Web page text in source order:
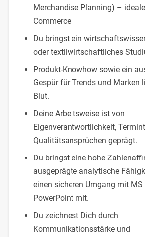
Merchandise Planning) –
Commerce.
Du bringst ein
oder textilwirtschaftliches
Produkt-Knowhow sowie ein
Gespür für Trends und Marken
Blut.
Deine Arbeitsweise ist von
Eigenverantwortlichkeit,
Qualitätsansprüchen geprägt.
Du bringst eine hohe
ausgeprägte analytische
einen sicheren Umgang mit MS
PowerPoint mit.
Du zeichnest Dich durch
Kommunikationsstärke und